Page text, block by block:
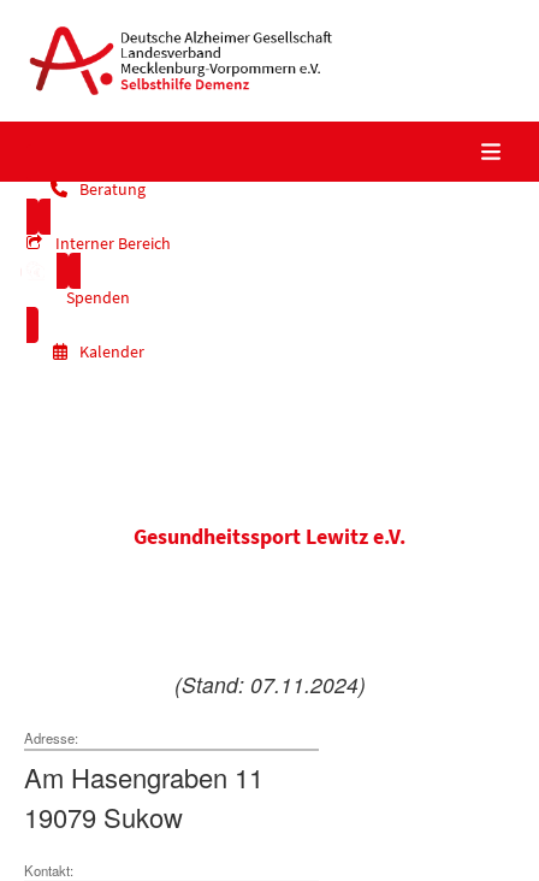
content
Beratung
Interner Bereich
Spenden
Kalender
Gesundheitssport Lewitz e.V.
(Stand: 07.11.2024)
Adresse:
Am Hasengraben 11
19079 Sukow
Kontakt: